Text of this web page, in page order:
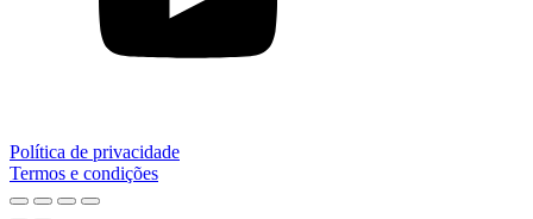
Política de privacidade
Termos e condições